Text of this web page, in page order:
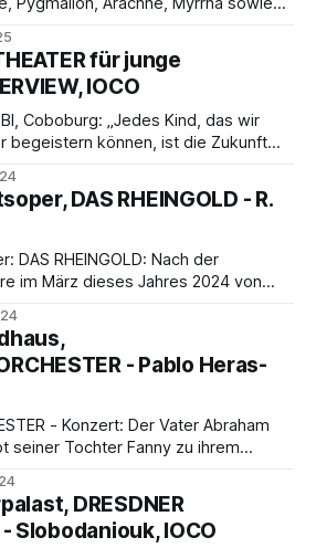
Bett.
für junge
IOCO
wir
begeistern können, ist die Zukunft
COBI in
DAS RHEINGOLD - R.
RHEINGOLD: Nach der
im März dieses Jahres 2024 von
kehrt Regisseur Tobias Kratzer am
- Pablo Heras-
- Konzert: Der Vater Abraham
seiner Tochter Fanny zu ihrem
sammeln, Du mußt Dich ernster
eigentlichen Beruf, zum einzigen
zur Hausfrau bilden“.
DRESDNER
- Slobodaniouk, IOCO